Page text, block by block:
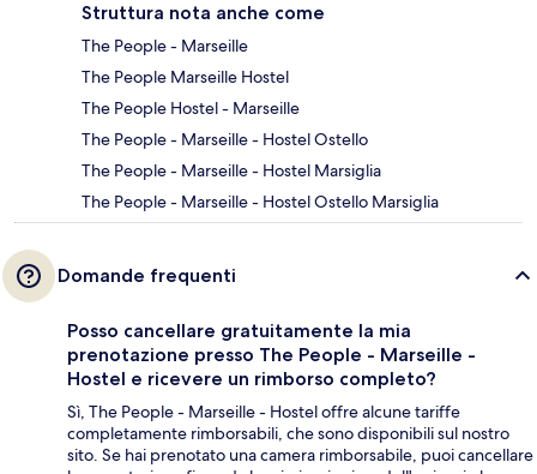
Struttura nota anche come
The People - Marseille
The People Marseille Hostel
The People Hostel - Marseille
The People - Marseille - Hostel Ostello
The People - Marseille - Hostel Marsiglia
The People - Marseille - Hostel Ostello Marsiglia
Domande frequenti
Posso cancellare gratuitamente la mia
prenotazione presso The People - Marseille -
Hostel e ricevere un rimborso completo?
Sì, The People - Marseille - Hostel offre alcune tariffe
completamente rimborsabili, che sono disponibili sul nostro
sito. Se hai prenotato una camera rimborsabile, puoi cancellare